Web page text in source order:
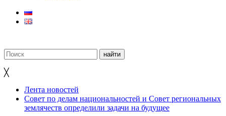
╳
Лента новостей
Совет по делам национальностей и Совет региональных
землячеств определили задачи на будущее